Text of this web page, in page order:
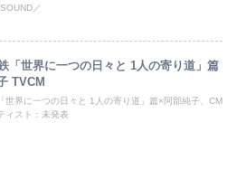
／
「世界に一つの日々と 1人の寄り道」篇
TVCM
世界に一つの日々と 1人の寄り道」篇×阿部純子、CM
ィスト：未発表